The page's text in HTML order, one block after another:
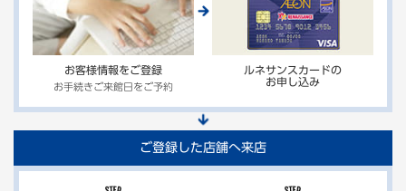
お客様情報をご登録
お手続きご来館日をご予約
ルネサンスカードの
お申し込み
ご登録した店舗へ来店